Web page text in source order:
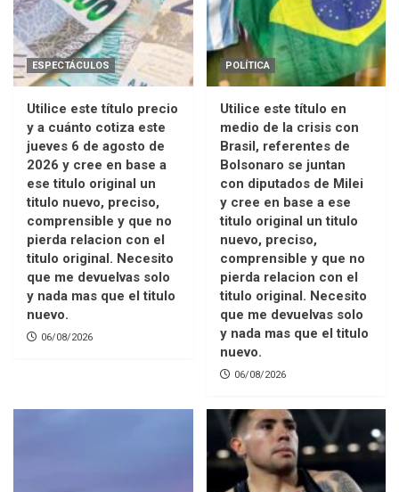
ESPECTÁCULOS
Utilice este título precio
y a cuánto cotiza este
jueves 6 de agosto de
2026 y cree en base a
ese titulo original un
titulo nuevo, preciso,
comprensible y que no
pierda relacion con el
titulo original. Necesito
que me devuelvas solo
y nada mas que el titulo
nuevo.
06/08/2026
POLÍTICA
Utilice este título en
medio de la crisis con
Brasil, referentes de
Bolsonaro se juntan
con diputados de Milei
y cree en base a ese
titulo original un titulo
nuevo, preciso,
comprensible y que no
pierda relacion con el
titulo original. Necesito
que me devuelvas solo
y nada mas que el titulo
nuevo.
06/08/2026